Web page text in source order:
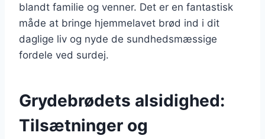
blandt familie og venner. Det er en fantastisk
måde at bringe hjemmelavet brød ind i dit
daglige liv og nyde de sundhedsmæssige
fordele ved surdej.
Grydebrødets alsidighed:
Tilsætninger og